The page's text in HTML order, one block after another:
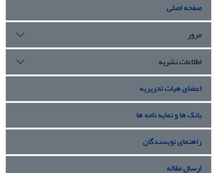
صفحه اصلی
مرور
اطلاعات نشریه
اعضای هیات تحریریه
بانک ها و نمایه نامه ها
راهنمای نویسندگان
ارسال مقاله